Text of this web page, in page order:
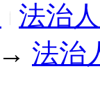
法治
→ 法治